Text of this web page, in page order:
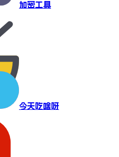
加密工具
今天吃啥呀